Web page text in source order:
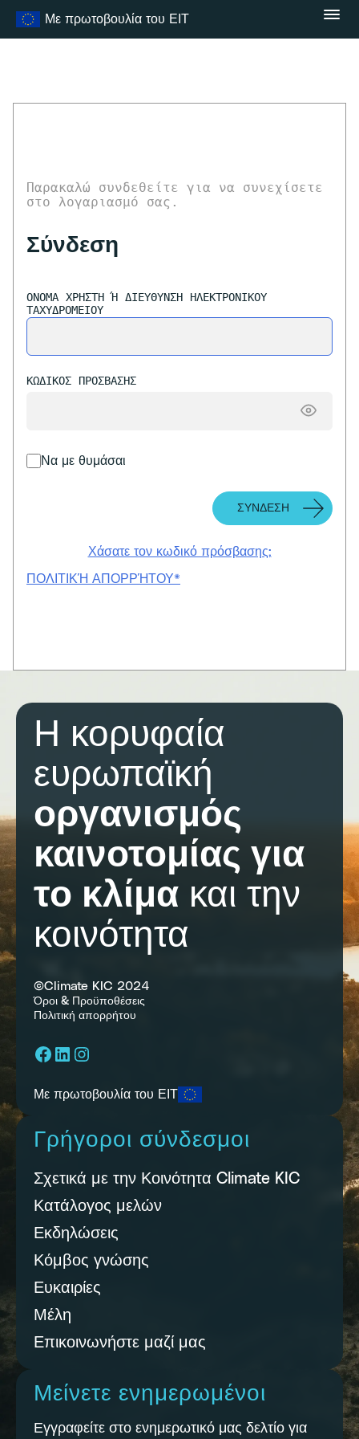
Με πρωτοβουλία του ΕΙΤ
Παρακαλώ συνδεθείτε για να συνεχίσετε
στο λογαριασμό σας.
Σύνδεση
ΌΝΟΜΑ ΧΡΉΣΤΗ Ή ΔΙΕΎΘΥΝΣΗ ΗΛΕΚΤΡΟΝΙΚΟΎ Τ
ΑΧΥΔΡΟΜΕΊΟΥ
ΚΩΔΙΚΌΣ ΠΡΌΣΒΑΣΗΣ
Να με θυμάσαι
Χάσατε τον κωδικό πρόσβασης;
ΠΟΛΙΤΙΚΉ ΑΠΟΡΡΉΤΟΥ*
Η κορυφαία
ευρωπαϊκή
οργανισμός
καινοτομίας για
το κλίμα και την
κοινότητα
©Climate KIC 2024
Όροι & Προϋποθέσεις
Πολιτική απορρήτου
Facebook
LinkedIn
Instagram
Με πρωτοβουλία του ΕΙΤ
Γρήγοροι σύνδεσμοι
Σχετικά με την Κοινότητα Climate KIC
Κατάλογος μελών
Εκδηλώσεις
Κόμβος γνώσης
Ευκαιρίες
Μέλη
Επικοινωνήστε μαζί μας
Μείνετε ενημερωμένοι
Εγγραφείτε στο ενημερωτικό μας δελτίο για